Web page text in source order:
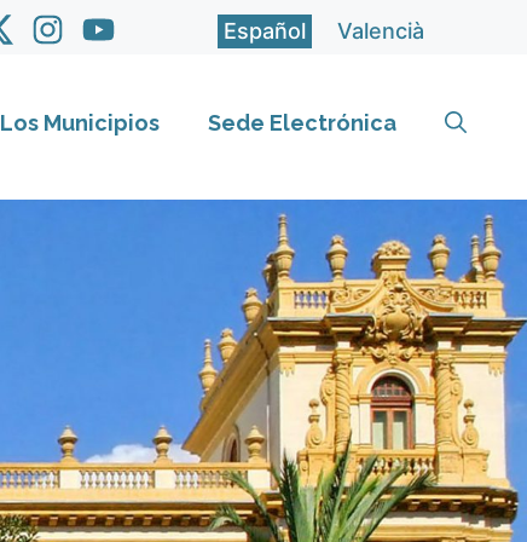
Español Valencià
Los Municipios Sede Electrónica